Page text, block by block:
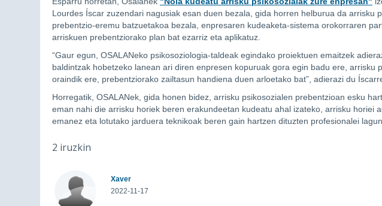
Lourdes Íscar zuzendari nagusiak esan duen bezala, gida horren helburua da arrisku
prebentzio-eremu batzuetakoa bezala, enpresaren kudeaketa-sistema orokorraren
arriskuen prebentziorako plan bat ezarriz eta aplikatuz.
“Gaur egun, OSALANeko psikosoziologia-taldeak egindako proiektuen emaitzek
baldintzak hobetzeko lanean ari diren enpresen kopuruak gora egin badu ere, arrisku
oraindik ere, prebentziorako zailtasun handiena duen arloetako bat”, adierazi du
Horregatik, OSALANek, gida honen bidez, arrisku psikosozialen prebentzioan esku
eman nahi die arrisku horiek beren erakundeetan kudeatu ahal izateko, arrisku horiei
emanez eta lotutako jarduera teknikoak beren gain hartzen dituzten profesionalei
2 iruzkin
Xaver
2022-11-17